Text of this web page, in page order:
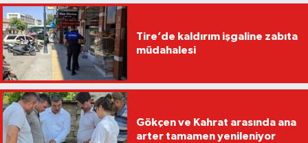
Tire’de kaldırım işgaline zabıta
müdahalesi
Gökçen ve Kahrat arasında ana
arter tamamen yenileniyor